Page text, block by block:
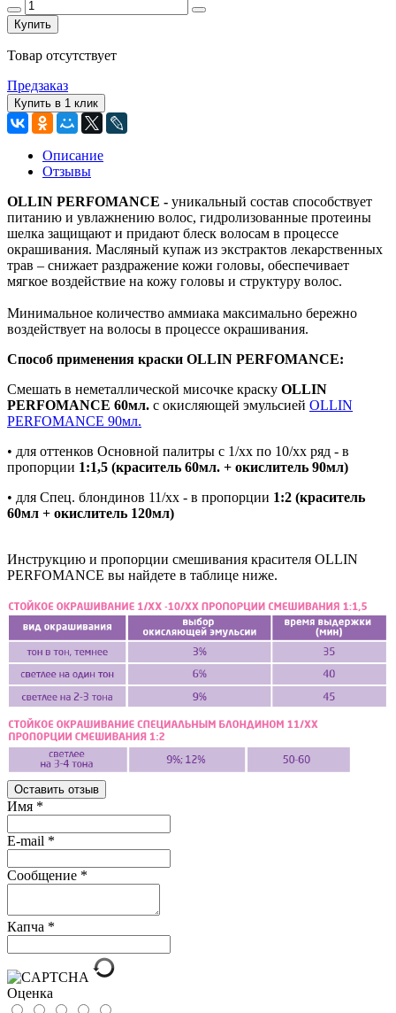
Купить
Товар отсутствует
Предзаказ
Купить в 1 клик
Описание
Отзывы
OLLIN PERFOMANCE - уникальный состав способствует
питанию и увлажнению волос, гидролизованные протеины
шелка защищают и придают блеск волосам в процессе
окрашивания. Масляный купаж из экстрактов лекарственных
трав – снижает раздражение кожи головы, обеспечивает
мягкое воздействие на кожу головы и структуру волос.
Минимальное количество аммиака максимально бережно
воздействует на волосы в процессе окрашивания.
Способ применения краски OLLIN PERFOMANCE:
Смешать в неметаллической мисочке краску OLLIN
PERFOMANCE 60мл. с окисляющей эмульсией OLLIN
PERFOMANCE 90мл.
• для оттенков Основной палитры с 1/хх по 10/хх ряд - в
пропорции 1:1,5 (краситель 60мл. + окислитель 90мл)
• для Спец. блондинов 11/хх - в пропорции 1:2 (краситель
60мл + окислитель 120мл)
Инструкцию и пропорции смешивания красителя OLLIN
PERFOMANCE вы найдете в таблице ниже.
Оставить отзыв
Имя *
E-mail *
Сообщение *
Капча *
Оценка